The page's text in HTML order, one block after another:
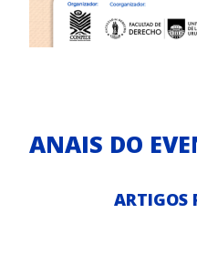
ANAIS DO
ARTIGOS